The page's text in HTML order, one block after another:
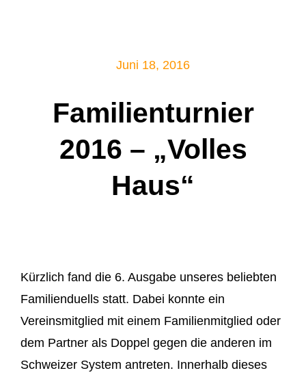
Juni 18, 2016
Familienturnier
2016 – „volles
Haus“
Kürzlich fand die 6. Ausgabe unseres beliebten
Familienduells statt. Dabei konnte ein
Vereinsmitglied mit einem Familienmitglied oder
dem Partner als Doppel gegen die anderen im
Schweizer System antreten. Innerhalb dieses